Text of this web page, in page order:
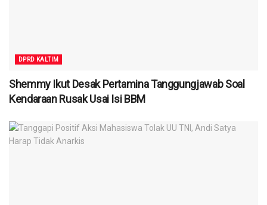
DPRD KALTIM
Shemmy Ikut Desak Pertamina Tanggungjawab Soal
Kendaraan Rusak Usai Isi BBM